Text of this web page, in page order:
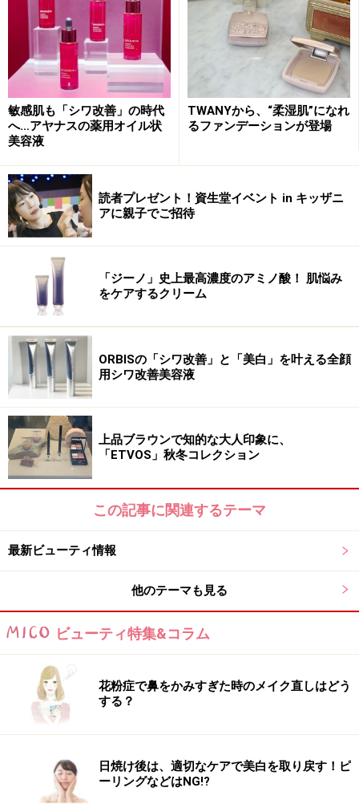
肌内部の角層細胞と水分をくっつけて離さないことも
「うるおいマグネットAQ」の特徴。うるおいを抱え込み
続けるので、つけた瞬間のモチモチ感がずっと続きま
す。
「今日も、調子がいい！」と毎日実感できる保湿を追及
したという「アクアフォースシリーズ」は、2017年1月
23日発売。肌を好調に導くことで、気持ちまで上向きに
してくれるスキンケアです。
■DATA
アクアフォース マイルドウォッシュ 120g 1300円
（税抜）
アクアフォース ローション Lタイプ（さっぱり）／M
タイプ（しっとり） 各180ml 1500円（税抜）
アクアフォース モイスチャー Lタイプ（さっぱり）
／Mタイプ（しっとり） 各50g 1700円（税抜）
すべて2017年1月23日（月）発売
0120-050-050
※記事内容は執筆時点のものです。最新の内容をご確認くださ
い。
※個人の体質、また、誤った方法による実践に起因して肌荒れや
不調を引き起こす場合があります。実践の際には、必ず自身の体
質及び健康状態を十分に考慮し、正しい方法で行ってください。
敏感肌も「シワ改善」の時代
へ…アヤナスの薬用オイル状
美容液
TWANYから、“柔湿肌”になれ
るファンデーションが登場
読者プレゼント！資生堂イベント in キッザニ
アに親子でご招待
「ジーノ」史上最高濃度のアミノ酸！ 肌悩み
をケアするクリーム
ORBISの「シワ改善」と「美白」を叶える全顔
用シワ改善美容液
上品ブラウンで知的な大人印象に、
「ETVOS」秋冬コレクション
この記事に関連するテーマ
最新ビューティ情報
他のテーマも見る
ビューティ特集&コラム
花粉症で鼻をかみすぎた時のメイク直しはどう
する？
日焼け後は、適切なケアで美白を取り戻す！ピ
ーリングなどはNG!?